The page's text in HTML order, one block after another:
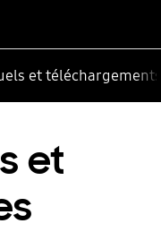
et téléchargements
et